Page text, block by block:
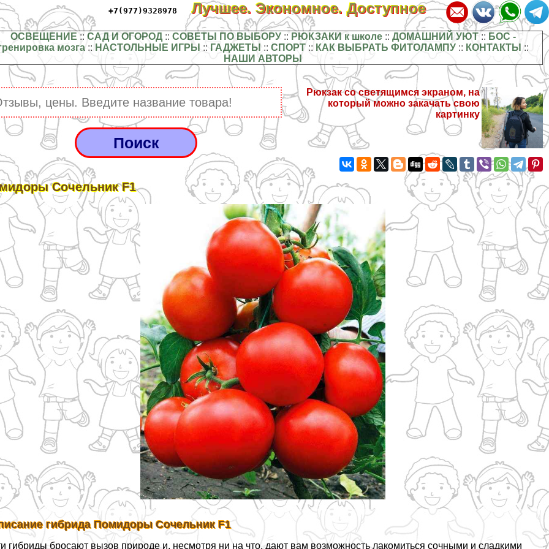
+7(977)9328978 Лучшее. Экономное. Доступное
ОСВЕЩЕНИЕ :: САД И ОГОРОД:: СОВЕТЫ ПО ВЫБОРУ:: РЮКЗАКИ к школе:: ДОМАШНИЙ УЮТ:: БОС -
мозга :: НАСТОЛЬНЫЕ ИГРЫ :: ГАДЖЕТЫ ::СПОРТ :: КАК ВЫБРАТЬ ФИТОЛАМПУ :: КОНТАКТЫ ::
НАШИ АВТОРЫ
Рюкзак со светящимся экраном, на
который можно закачать свою
картинку
Сочельник F1
гибрида Помидоры Сочельник F1
гибриды бросают вызов природе и, несмотря ни на что, дают вам возможность лакомиться сочными и сладкими